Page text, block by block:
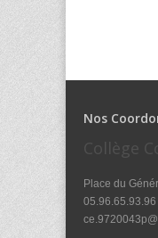
Nos
Collège
Place du
05.96.65.93.96